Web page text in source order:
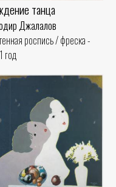
танца
Джалалов
роспись / фреска -
год